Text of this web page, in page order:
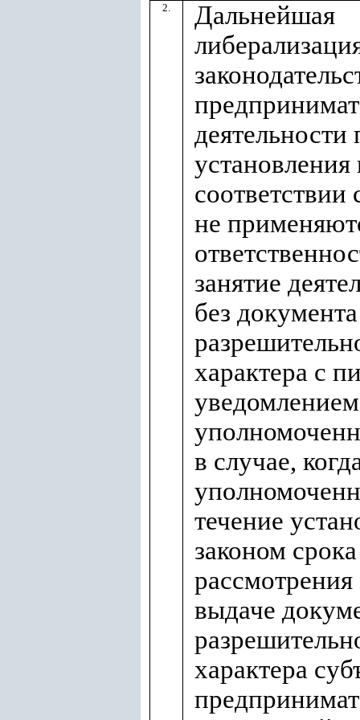
2.
Дальнейшая
деятельности
установления
соответствии
не
занятие
без документа
характера с
уведомлением
в случае,
течение
законом срока
рассмотрения
выдаче
характера